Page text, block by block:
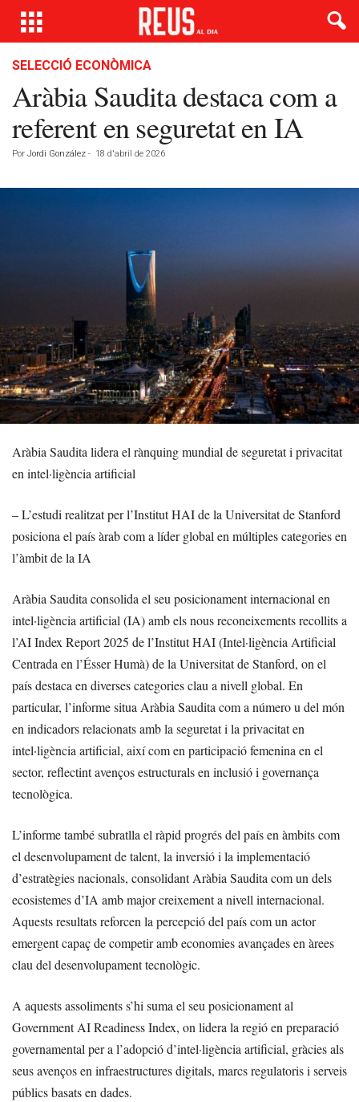
SELECCIÓ ECONÒMICA
Aràbia Saudita destaca com a
referent en seguretat en IA
Por Jordi González - 18 d'abril de 2026
Aràbia Saudita lidera el rànquing mundial de seguretat i privacitat
en intel·ligència artificial
– L’estudi realitzat per l’Institut HAI de la Universitat de Stanford
posiciona el país àrab com a líder global en múltiples categories en
l’àmbit de la IA
Aràbia Saudita consolida el seu posicionament internacional en
intel·ligència artificial (IA) amb els nous reconeixements recollits a
l’AI Index Report 2025 de l’Institut HAI (Intel·ligència Artificial
Centrada en l’Ésser Humà) de la Universitat de Stanford, on el
país destaca en diverses categories clau a nivell global. En
particular, l’informe situa Aràbia Saudita com a número u del món
en indicadors relacionats amb la seguretat i la privacitat en
intel·ligència artificial, així com en participació femenina en el
sector, reflectint avenços estructurals en inclusió i governança
tecnològica.
L’informe també subratlla el ràpid progrés del país en àmbits com
el desenvolupament de talent, la inversió i la implementació
d’estratègies nacionals, consolidant Aràbia Saudita com un dels
ecosistemes d’IA amb major creixement a nivell internacional.
Aquests resultats reforcen la percepció del país com un actor
emergent capaç de competir amb economies avançades en àrees
clau del desenvolupament tecnològic.
A aquests assoliments s’hi suma el seu posicionament al
Government AI Readiness Index, on lidera la regió en preparació
governamental per a l’adopció d’intel·ligència artificial, gràcies als
seus avenços en infraestructures digitals, marcs regulatoris i serveis
públics basats en dades.